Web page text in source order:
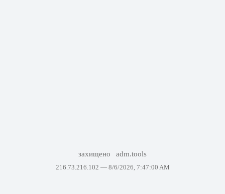
захищено adm.tools
216.73.216.102 — 8/6/2026, 7:47:00 AM